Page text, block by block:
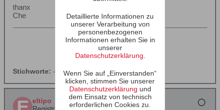
thanx
Che
Alle Datenpakete sind gleich,
aber manche sind gleicher.
Stichworte: -
eltipo
Detaillierte Informationen zu
unserer Verarbeitung von
personenbezogenen
Informationen erhalten Sie in
unserer
Datenschutzerklärung
Wenn Sie auf „Einverstanden“
klicken, stimmen Sie unserer
Datenschutzerklärung und
dem Einsatz von technisch
erforderlichen Cookies zu.